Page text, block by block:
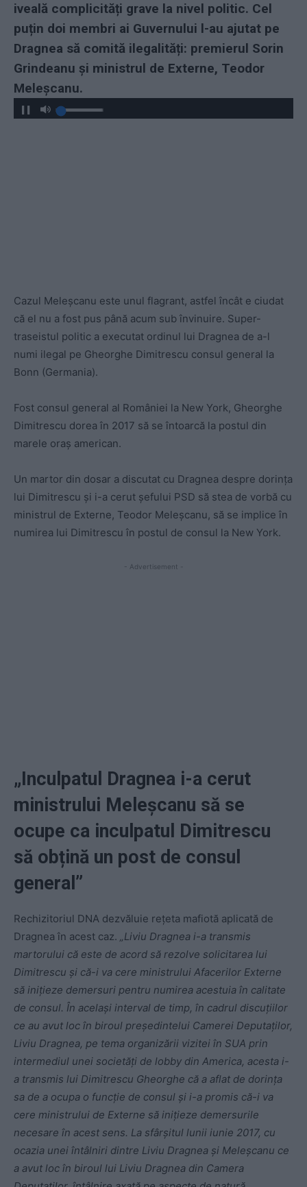
iveală complicități grave la nivel politic. Cel
puțin doi membri ai Guvernului l-au ajutat pe
Dragnea să comită ilegalități: premierul Sorin
Grindeanu și ministrul de Externe, Teodor
Meleșcanu.
Cazul Meleșcanu este unul flagrant, astfel încât e ciudat
că el nu a fost pus până acum sub învinuire. Super-
traseistul politic a executat ordinul lui Dragnea de a-l
numi ilegal pe Gheorghe Dimitrescu consul general la
Bonn (Germania).
Fost consul general al României la New York, Gheorghe
Dimitrescu dorea în 2017 să se întoarcă la postul din
marele oraș american.
Un martor din dosar a discutat cu Dragnea despre dorința
lui Dimitrescu și i-a cerut șefului PSD să stea de vorbă cu
ministrul de Externe, Teodor Meleșcanu, să se implice în
numirea lui Dimitrescu în postul de consul la New York.
- Advertisement -
„Inculpatul Dragnea i-a cerut
ministrului Meleșcanu să se
ocupe ca inculpatul Dimitrescu
să obțină un post de consul
general”
Rechizitoriul DNA dezvăluie rețeta mafiotă aplicată de
Dragnea în acest caz. „Liviu Dragnea i-a transmis
martorului că este de acord să rezolve solicitarea lui
Dimitrescu și că-i va cere ministrului Afacerilor Externe
să inițieze demersuri pentru numirea acestuia în calitate
de consul. În același interval de timp, în cadrul discuțiilor
ce au avut loc în biroul președintelui Camerei Deputaților,
Liviu Dragnea, pe tema organizării vizitei în SUA prin
intermediul unei societăți de lobby din America, acesta i-
a transmis lui Dimitrescu Gheorghe că a aflat de dorința
sa de a ocupa o funcție de consul și i-a promis că-i va
cere ministrului de Externe să inițieze demersurile
necesare în acest sens. La sfârșitul lunii iunie 2017, cu
ocazia unei întâlniri dintre Liviu Dragnea și Meleșcanu ce
a avut loc în biroul lui Liviu Dragnea din Camera